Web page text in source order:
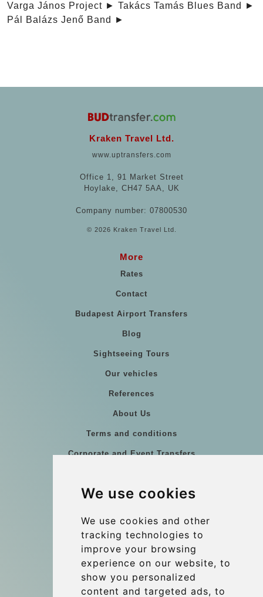
We use cookies
We use cookies and other
tracking technologies to
improve your browsing
experience on our website, to
show you personalized
content and targeted ads, to
Varga János Project ► Takács Tamás Blues Band ►
Pál Balázs Jenő Band ►
Kraken Travel Ltd.
www.uptransfers.com
Office 1, 91 Market Street
Hoylake, CH47 5AA, UK
Company number: 07800530
© 2026 Kraken Travel Ltd.
More
Rates
Contact
Budapest Airport Transfers
Blog
Sightseeing Tours
Our vehicles
References
About Us
Terms and conditions
Corporate and Event Transfers
Coach Hire Budapest
Contact
info@budtransfer.com